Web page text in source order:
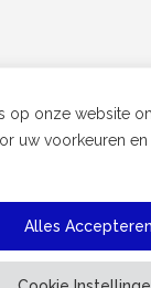
op onze website
uw voorkeuren
Alles Accepteren